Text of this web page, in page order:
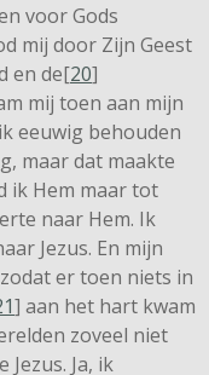
voor Gods
mij door Zijn Geest
en de[20]
mij toen aan mijn
eeuwig behouden
maar dat maakte
ik Hem maar tot
naar Hem. Ik
Jezus. En mijn
er toen niets in
] aan het hart kwam
zoveel niet
Jezus. Ja, ik